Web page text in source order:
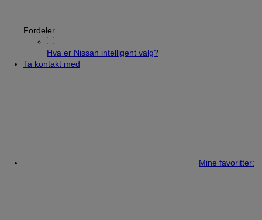
Fordeler
Hva er Nissan intelligent valg?
Ta kontakt med
Mine favoritter: